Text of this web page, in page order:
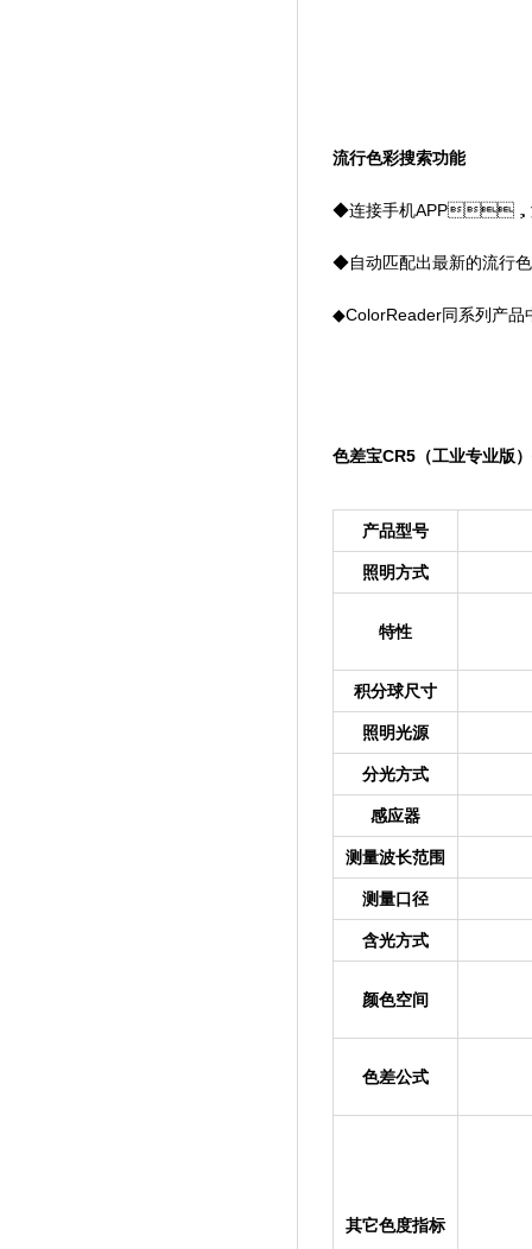
流行色彩搜索功能
◆连接手机APP，测
◆自动匹配出最新的流行色
◆ColorReader同系列产品中
色差宝CR5（工业专业版
产品型号
照明方式
特性
积分球尺寸
照明光源
分光方式
感应器
测量波长范围
测量口径
含光方式
颜色空间
色差公式
其它色度指标